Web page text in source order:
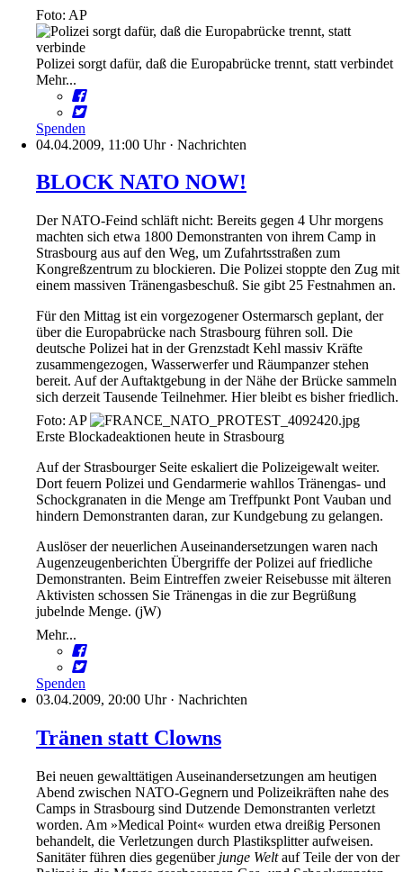
Foto: AP
Polizei sorgt dafür, daß die Europabrücke trennt, statt verbindet
Mehr...
Spenden
04.04.2009, 11:00 Uhr· Nachrichten
BLOCK NATO NOW!
Der NATO-Feind schläft nicht: Bereits gegen 4 Uhr morgens
machten sich etwa 1800 Demonstranten von ihrem Camp in
Strasbourg aus auf den Weg, um Zufahrtsstraßen zum
Kongreßzentrum zu blockieren. Die Polizei stoppte den Zug mit
einem massiven Tränengasbeschuß. Sie gibt 25 Festnahmen an.
Für den Mittag ist ein vorgezogener Ostermarsch geplant, der
über die Europabrücke nach Strasbourg führen soll. Die
deutsche Polizei hat in der Grenzstadt Kehl massiv Kräfte
zusammengezogen, Wasserwerfer und Räumpanzer stehen
bereit. Auf der Auftaktgebung in der Nähe der Brücke sammeln
sich derzeit Tausende Teilnehmer. Hier bleibt es bisher friedlich.
Foto: AP
Erste Blockadeaktionen heute in Strasbourg
Auf der Strasbourger Seite eskaliert die Polizeigewalt weiter.
Dort feuern Polizei und Gendarmerie wahllos Tränengas- und
Schockgranaten in die Menge am Treffpunkt Pont Vauban und
hindern Demonstranten daran, zur Kundgebung zu gelangen.
Auslöser der neuerlichen Auseinandersetzungen waren nach
Augenzeugenberichten Übergriffe der Polizei auf friedliche
Demonstranten. Beim Eintreffen zweier Reisebusse mit älteren
Aktivisten schossen Sie Tränengas in die zur Begrüßung
jubelnde Menge. (jW)
Mehr...
Spenden
03.04.2009, 20:00 Uhr· Nachrichten
Tränen statt Clowns
Bei neuen gewalttätigen Auseinandersetzungen am heutigen
Abend zwischen NATO-Gegnern und Polizeikräften nahe des
Camps in Strasbourg sind Dutzende Demonstranten verletzt
worden. Am »Medical Point« wurden etwa dreißig Personen
behandelt, die Verletzungen durch Plastiksplitter aufweisen.
Sanitäter führen dies gegenüber junge Weltauf Teile der von der